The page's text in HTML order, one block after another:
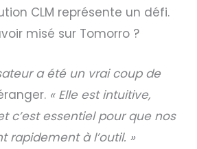
CLM représente un défi.
misé sur Tomorro ?
a été un vrai coup de
« Elle est intuitive,
c’est essentiel pour que nos
rapidement à l’outil. »